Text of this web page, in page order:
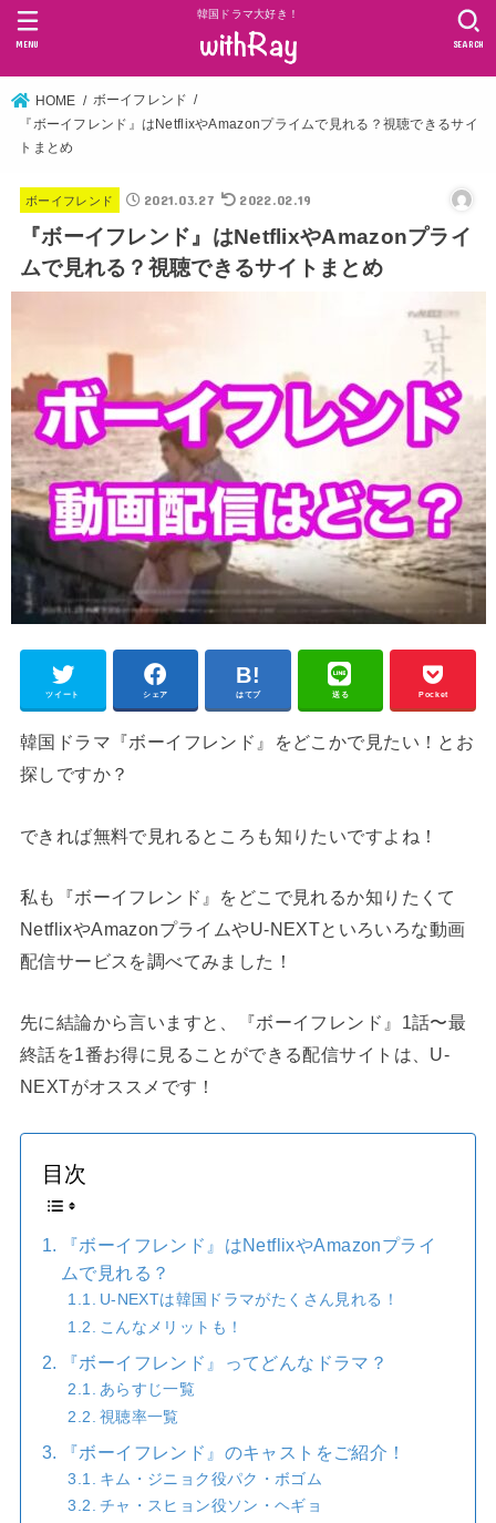
韓国ドラマ大好き！
SEARCH
MENU
HOME
ボーイフレンド
『ボーイフレンド』はNetflixやAmazonプライムで見れる？視聴できるサイ
トまとめ
ボーイフレンド 2021.03.27 2022.02.19
『ボーイフレンド』はNetflixやAmazonプライ
ムで見れる？視聴できるサイトまとめ
ツイート シェア はてブ 送る Pocket
韓国ドラマ『ボーイフレンド』をどこかで見たい！とお
探しですか？
できれば無料で見れるところも知りたいですよね！
私も『ボーイフレンド』をどこで見れるか知りたくて
NetflixやAmazonプライムやU-NEXTといろいろな動画
配信サービスを調べてみました！
先に結論から言いますと、『ボーイフレンド』1話〜最
終話を1番お得に見ることができる配信サイトは、U-
NEXTがオススメです！
目次
『ボーイフレンド』はNetflixやAmazonプライ
ムで見れる？
U-NEXTは韓国ドラマがたくさん見れる！
こんなメリットも！
『ボーイフレンド』ってどんなドラマ？
あらすじ一覧
視聴率一覧
『ボーイフレンド』のキャストをご紹介！
キム・ジニョク役パク・ボゴム
チャ・スヒョン役ソン・ヘギョ